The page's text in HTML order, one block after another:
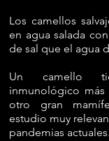
Los camellos
en agua salada
de sal que el agua
Un camello
inmunológico
otro gran
estudio muy
pandemias actuales.